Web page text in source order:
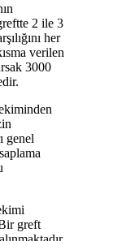
2 ile 3
her
verilen
3000
genel
greft